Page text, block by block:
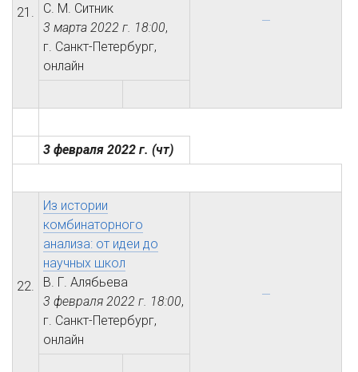
21.
С. М. Ситник
3 марта 2022 г. 18:00,
г. Санкт-Петербург,
онлайн
3 февраля 2022 г. (чт)
22.
Из истории
комбинаторного
анализа: от идеи до
научных школ
В. Г. Алябьева
3 февраля 2022 г. 18:00,
г. Санкт-Петербург,
онлайн